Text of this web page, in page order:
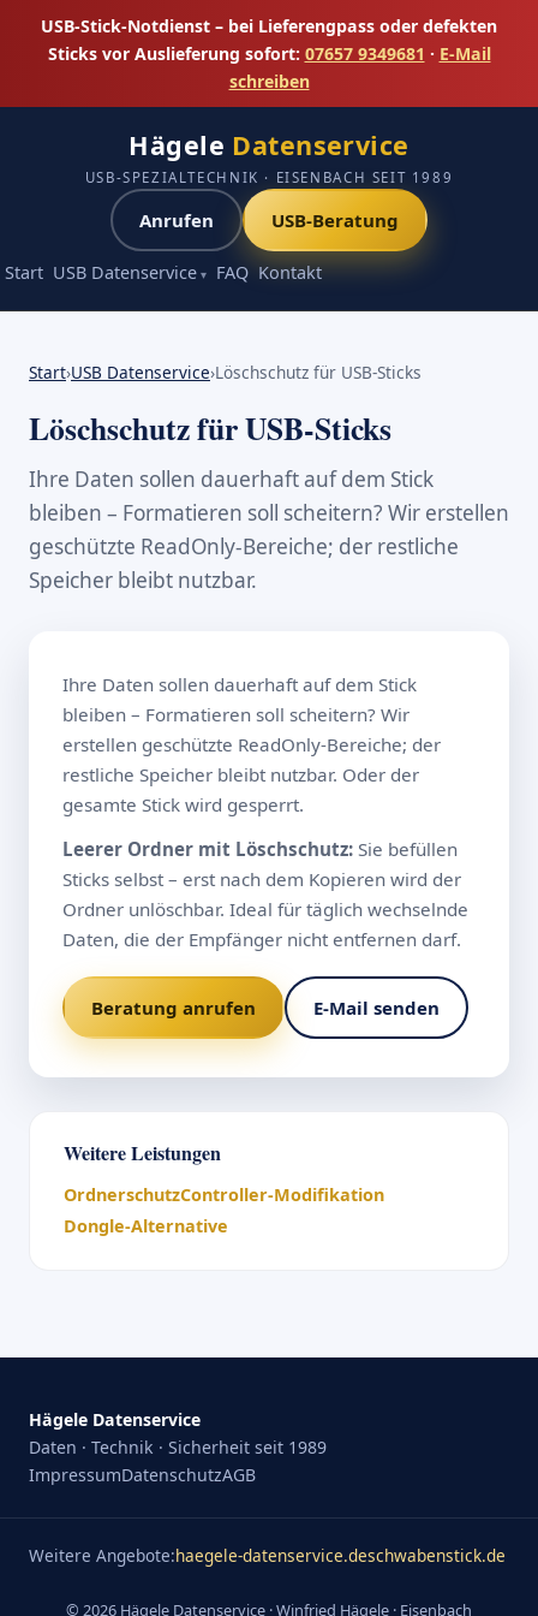
USB-Stick-Notdienst – bei Lieferengpass oder defekten
Sticks vor Auslieferung sofort: 07657 9349681 · E-Mail
schreiben
Hägele Datenservice
USB-SPEZIALTECHNIK · EISENBACH SEIT 1989
Start USB Datenservice FAQ Kontakt
Anrufen USB-Beratung
Start›USB Datenservice›Löschschutz für USB-Sticks
Löschschutz für USB-Sticks
Ihre Daten sollen dauerhaft auf dem Stick
bleiben – Formatieren soll scheitern? Wir erstellen
geschützte ReadOnly-Bereiche; der restliche
Speicher bleibt nutzbar.
Ihre Daten sollen dauerhaft auf dem Stick
bleiben – Formatieren soll scheitern? Wir
erstellen geschützte ReadOnly-Bereiche; der
restliche Speicher bleibt nutzbar. Oder der
gesamte Stick wird gesperrt.
Leerer Ordner mit Löschschutz: Sie befüllen
Sticks selbst – erst nach dem Kopieren wird der
Ordner unlöschbar. Ideal für täglich wechselnde
Daten, die der Empfänger nicht entfernen darf.
Beratung anrufen E-Mail senden
Weitere Leistungen
OrdnerschutzController-Modifikation
Dongle-Alternative
Hägele Datenservice
Daten · Technik · Sicherheit seit 1989
ImpressumDatenschutzAGB
Weitere Angebote:haegele-datenservice.deschwabenstick.de
© 2026 Hägele Datenservice · Winfried Hägele · Eisenbach